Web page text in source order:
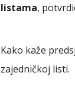
listama,
Kako kaže
zajedničkoj listi.